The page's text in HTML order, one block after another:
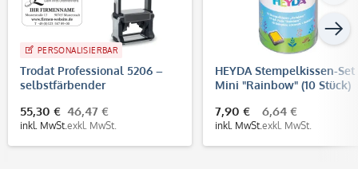
PERSONALISIERBAR
Trodat Professional 5206 –
selbstfärbender
mm, 7 Zeilen
55,30 €
inkl. MwSt.
46,47 €
exkl. MwSt.
HEYDA Stempelkissen-Set
Mini "Rainbow" (10 Stück)
7,90 €
inkl. MwSt.
6,64 €
exkl. MwSt.